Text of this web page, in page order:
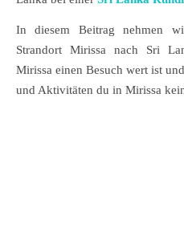
In diesem Beitrag nehmen
Strandort Mirissa nach Sri
Mirissa einen Besuch wert ist
und Aktivitäten du in Mirissa